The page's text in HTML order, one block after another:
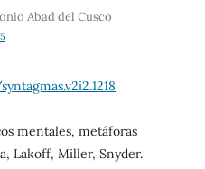
Abad del Cusco
mentales, metáforas
Lakoff, Miller, Snyder.